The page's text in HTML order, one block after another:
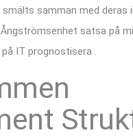
smälts samman med deras
satsa på
IT prognostisera .